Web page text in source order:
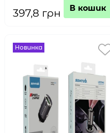
397,8 грн В кошик
Новинка